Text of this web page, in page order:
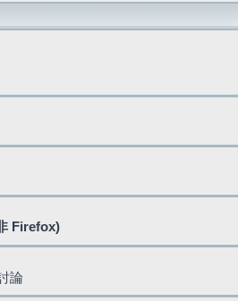
Firefox)
論